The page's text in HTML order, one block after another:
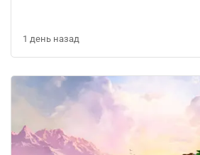
1 день назад